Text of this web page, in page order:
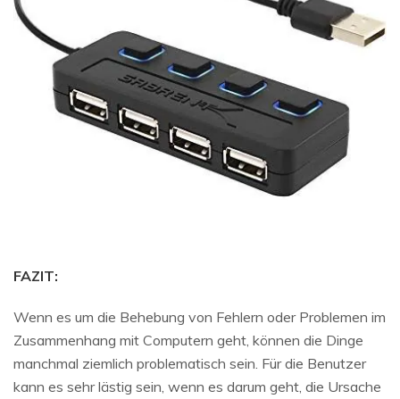
FAZIT:
Wenn es um die Behebung von Fehlern oder Problemen im
Zusammenhang mit Computern geht, können die Dinge
manchmal ziemlich problematisch sein. Für die Benutzer
kann es sehr lästig sein, wenn es darum geht, die Ursache